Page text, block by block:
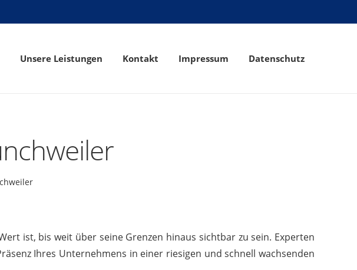
Unsere Leistungen Kontakt Impressum Datenschutz
ist, bis weit über seine Grenzen hinaus sichtbar zu sein. Experten
Ihres Unternehmens in einer riesigen und schnell wachsenden